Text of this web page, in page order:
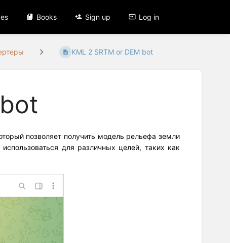
Books Sign up Log in
KML 2 SRTM or DEM bot
позволяет получить модель рельефа земли
для различных целей, таких как